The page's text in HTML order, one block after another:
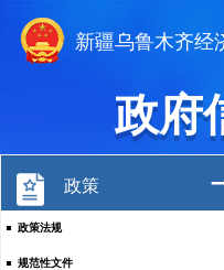
新疆乌鲁木齐经
政府
政策
政策法规
规范性文件